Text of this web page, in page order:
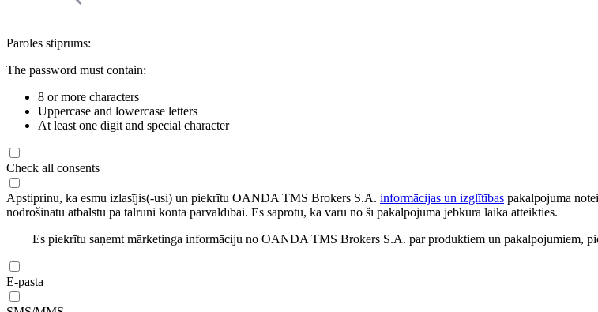
Paroles stiprums:
The password must contain:
8 or more characters
Uppercase and lowercase letters
At least one digit and special character
Check all consents
Apstiprinu, ka esmu izlasījis(-usi) un piekrītu OANDA TMS Brokers S.A. informācijas un izglītības pakalpojuma
nodrošinātu atbalstu pa tālruni konta pārvaldībai. Es saprotu, ka varu no šī pakalpojuma jebkurā laikā atteikties.
Es piekrītu saņemt mārketinga informāciju no OANDA TMS Brokers S.A. par produktiem un pakalpojumiem,
E-pasta